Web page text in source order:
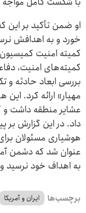
او ضمن تأکید بر
خورد و به اهدافش
کمیته امنیت
کمیته‌های امنیت،
مهیار» ارائه کرد.
عشایر منطقه داشت و
داد. در این گزارش بر
هوشیاری مسئولان
عنوان شد که دشمن
به اهداف خود
برچسب‌ها ایران و آمریکا